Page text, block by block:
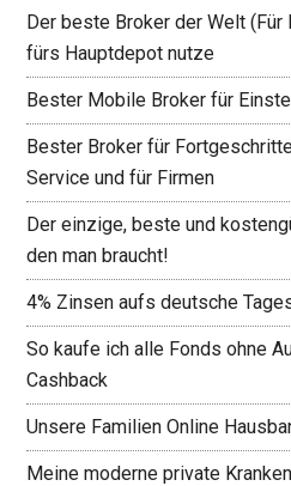
Der beste Broker der Welt
fürs Hauptdepot nutze
Bester Mobile Broker für
Bester Broker für
Service und für Firmen
Der einzige, beste und
den man braucht!
4% Zinsen aufs deutsche
So kaufe ich alle Fonds ohne
Cashback
Unsere Familien Online
Meine moderne private